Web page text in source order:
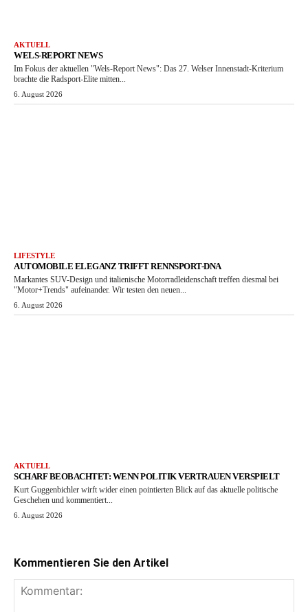
AKTUELL
WELS-REPORT NEWS
Im Fokus der aktuellen "Wels-Report News": Das 27. Welser Innenstadt-Kriterium
brachte die Radsport-Elite mitten...
6. August 2026
LIFESTYLE
AUTOMOBILE ELEGANZ TRIFFT RENNSPORT-DNA
Markantes SUV-Design und italienische Motorradleidenschaft treffen diesmal bei
"Motor+Trends" aufeinander. Wir testen den neuen...
6. August 2026
AKTUELL
SCHARF BEOBACHTET: WENN POLITIK VERTRAUEN VERSPIELT
Kurt Guggenbichler wirft wider einen pointierten Blick auf das aktuelle politische
Geschehen und kommentiert...
6. August 2026
Kommentieren Sie den Artikel